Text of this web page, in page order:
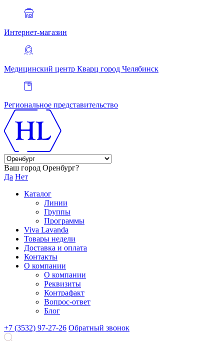
Интернет-магазин
Медицинский центр Кварц город Челябинск
Региональное представительство
Ваш город Оренбург?
Да Нет
Каталог
Линии
Группы
Программы
Viva Lavanda
Товары недели
Доставка и оплата
Контакты
О компании
О компании
Реквизиты
Контрафакт
Вопрос-ответ
Блог
+7 (3532) 97-27-26 Обратный звонок